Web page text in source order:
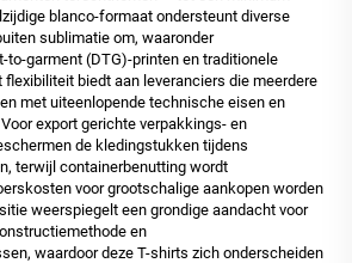
blanco-formaat ondersteunt diverse
sublimatie om, waaronder
to-garment (DTG)-printen en traditionele
biedt aan leveranciers die meerdere
met uiteenlopende technische eisen en
export gerichte verpakkings- en
de kledingstukken tijdens
terwijl containerbenutting wordt
voor grootschalige aankopen worden
weerspiegelt een grondige aandacht voor
en
waardoor deze T-shirts zich onderscheiden